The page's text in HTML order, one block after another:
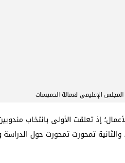
الإقليمي لعمالة الخميسات
إذ تعلقت الأولى بانتخاب
والثانية تمحورت تمحورت حول